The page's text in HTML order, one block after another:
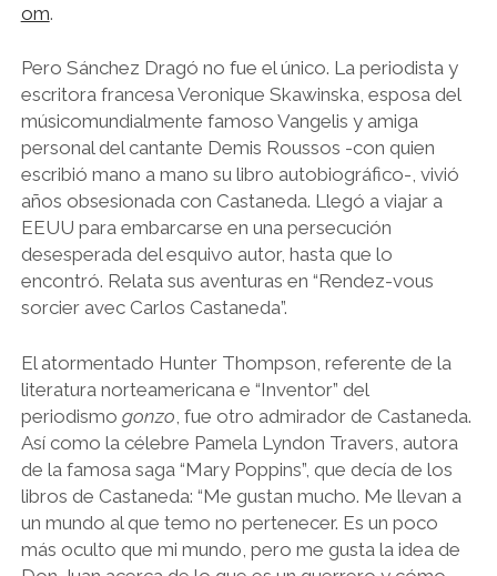
om.
Pero Sánchez Dragó no fue el único. La periodista y
escritora francesa Veronique Skawinska, esposa del
músicomundialmente famoso Vangelis y amiga
personal del cantante Demis Roussos -con quien
escribió mano a mano su libro autobiográfico-, vivió
años obsesionada con Castaneda. Llegó a viajar a
EEUU para embarcarse en una persecución
desesperada del esquivo autor, hasta que lo
encontró. Relata sus aventuras en “Rendez-vous
sorcier avec Carlos Castaneda”.
El atormentado Hunter Thompson, referente de la
literatura norteamericana e “Inventor” del
periodismo gonzo , fue otro admirador de Castaneda.
Así como la célebre Pamela Lyndon Travers, autora
de la famosa saga “Mary Poppins”, que decía de los
libros de Castaneda: “Me gustan mucho. Me llevan a
un mundo al que temo no pertenecer. Es un poco
más oculto que mi mundo, pero me gusta la idea de